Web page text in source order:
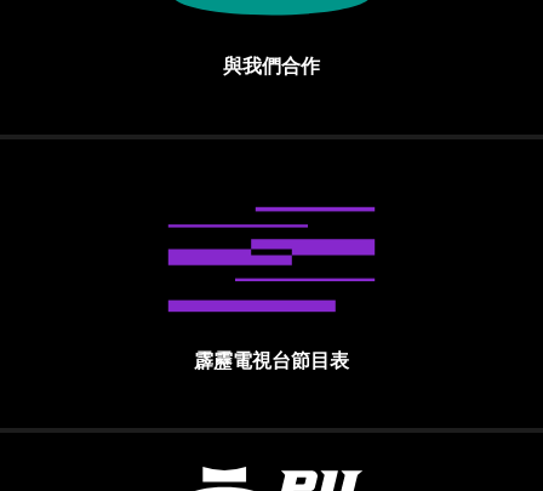
與我們合作
霹靂電視台節目表
霹靂國際多媒體股份有限公司 PILI